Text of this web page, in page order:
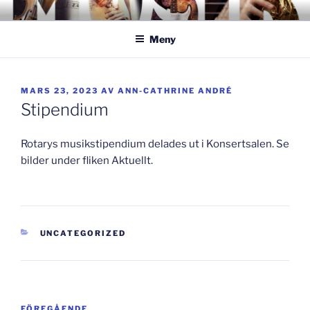
Hoppa
till
GISLAVEDMUSIKESTET
– här formas framtiden!
Meny
PUBLICERAT
MARS 23, 2023 AV ANN-CATHRINE ANDRÉ
Stipendium
Rotarys musikstipendium delades ut i Konsertsalen. Se
bilder under fliken Aktuellt.
KATEGORIER
UNCATEGORIZED
Inläggsnavigering